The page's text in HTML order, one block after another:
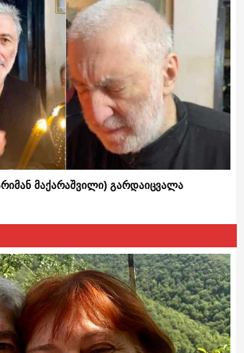
მაქარაშვილი) გარდაიცვალა